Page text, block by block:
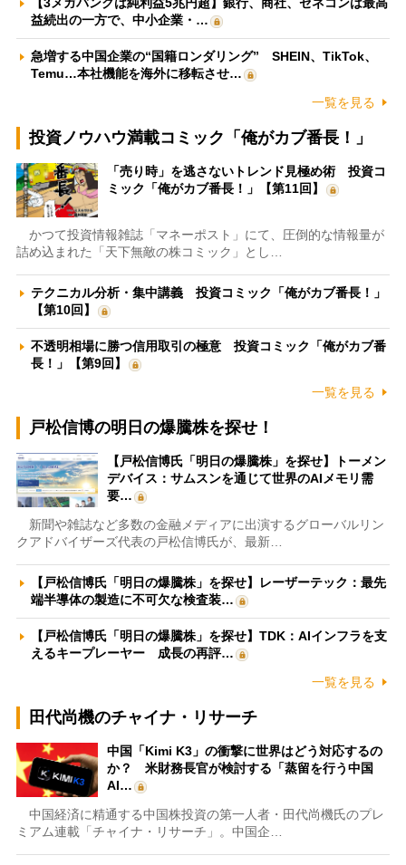
益続出の一方で、中小企業・…
急増する中国企業の“国籍ロンダリング” SHEIN、TikTok、
Temu…本社機能を海外に移転させ…
一覧を見る
投資ノウハウ満載コミック「俺がカブ番長！」
「売り時」を逃さないトレンド見極め術 投資コ
ミック「俺がカブ番長！」【第11回】
かつて投資情報雑誌「マネーポスト」にて、圧倒的な情報量が
詰め込まれた「天下無敵の株コミック」とし…
テクニカル分析・集中講義 投資コミック「俺がカブ番長！」
【第10回】
不透明相場に勝つ信用取引の極意 投資コミック「俺がカブ番
長！」【第9回】
一覧を見る
戸松信博の明日の爆騰株を探せ！
【戸松信博氏「明日の爆騰株」を探せ】トーメン
デバイス：サムスンを通じて世界のAIメモリ需
要…
新聞や雑誌など多数の金融メディアに出演するグローバルリン
クアドバイザーズ代表の戸松信博氏が、最新…
【戸松信博氏「明日の爆騰株」を探せ】レーザーテック：最先
端半導体の製造に不可欠な検査装…
【戸松信博氏「明日の爆騰株」を探せ】TDK：AIインフラを支
えるキープレーヤー 成長の再評…
一覧を見る
田代尚機のチャイナ・リサーチ
中国「Kimi K3」の衝撃に世界はどう対応するの
か？ 米財務長官が検討する「蒸留を行う中国
AI…
中国経済に精通する中国株投資の第一人者・田代尚機氏のプレ
ミアム連載「チャイナ・リサーチ」。中国企…